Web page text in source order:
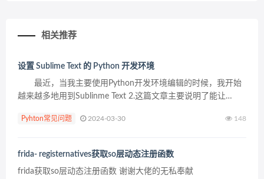
相关推荐
设置 Sublime Text 的 Python 开发环境
最近，当我主要使用Python开发环境编辑的时候，我开始
越来越多地用到Sublinme Text 2.这篇文章主要说明了能让
Sublime Text? ...
Pyhton常见问题 2024-03-30 148
frida- registernatives获取so层动态注册函数
frida获取so层动态注册函数 谢谢大佬的无私奉献